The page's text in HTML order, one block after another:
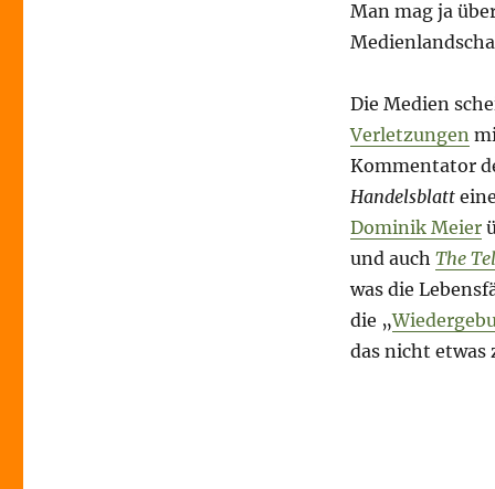
Man mag ja
Die Medien
Verletzungen
Kommentator
Handelsblatt
Dominik Meier
und auch The
was die
die „
das nicht etwas